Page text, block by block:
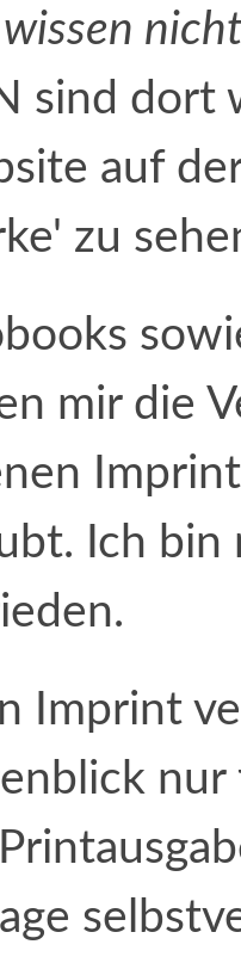
sind dort
auf
zu
mir die
Ich bin
Imprint